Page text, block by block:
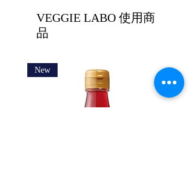
VEGGIE LABO 使用商
品
New